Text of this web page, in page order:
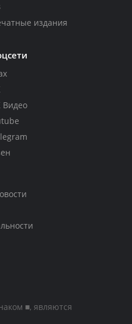
издания
Видео
■, являются